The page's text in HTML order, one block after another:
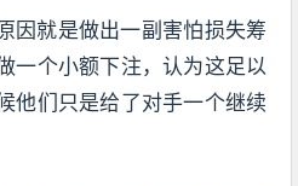
因就是做出一副害怕损失筹
一个小额下注，认为这足以
他们只是给了对手一个继续